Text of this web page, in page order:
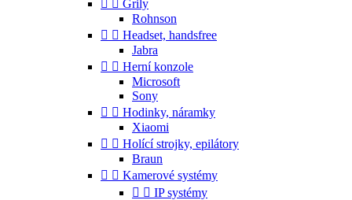
  Grily
Rohnson
  Headset, handsfree
Jabra
  Herní konzole
Microsoft
Sony
  Hodinky, náramky
Xiaomi
  Holící strojky, epilátory
Braun
  Kamerové systémy
  IP systémy